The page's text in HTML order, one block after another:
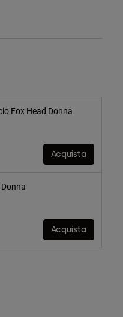
Fox Head Donna
from
Acquista
Acquista